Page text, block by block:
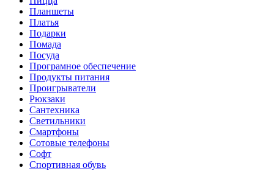
Планшеты
Платья
Подарки
Помада
Посуда
Програмное обеспечение
Продукты питания
Проигрыватели
Рюкзаки
Сантехника
Светильники
Смартфоны
Сотовые телефоны
Софт
Спортивная обувь